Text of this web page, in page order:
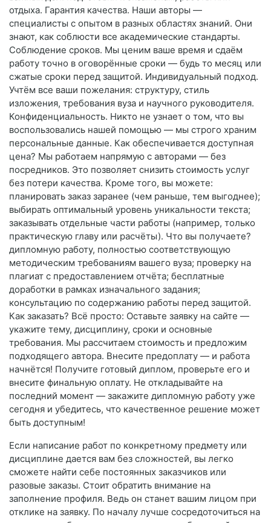
отдыха. Гарантия качества. Наши авторы —
специалисты с опытом в разных областях знаний. Они
знают, как соблюсти все академические стандарты.
Соблюдение сроков. Мы ценим ваше время и сдаём
работу точно в оговорённые сроки — будь то месяц или
сжатые сроки перед защитой. Индивидуальный подход.
Учтём все ваши пожелания: структуру, стиль
изложения, требования вуза и научного руководителя.
Конфиденциальность. Никто не узнает о том, что вы
воспользовались нашей помощью — мы строго храним
персональные данные. Как обеспечивается доступная
цена? Мы работаем напрямую с авторами — без
посредников. Это позволяет снизить стоимость услуг
без потери качества. Кроме того, вы можете:
планировать заказ заранее (чем раньше, тем выгоднее);
выбирать оптимальный уровень уникальности текста;
заказывать отдельные части работы (например, только
практическую главу или расчёты). Что вы получаете?
дипломную работу, полностью соответствующую
методическим требованиям вашего вуза; проверку на
плагиат с предоставлением отчёта; бесплатные
доработки в рамках изначального задания;
консультацию по содержанию работы перед защитой.
Как заказать? Всё просто: Оставьте заявку на сайте —
укажите тему, дисциплину, сроки и основные
требования. Мы рассчитаем стоимость и предложим
подходящего автора. Внесите предоплату — и работа
начнётся! Получите готовый диплом, проверьте его и
внесите финальную оплату. Не откладывайте на
последний момент — закажите дипломную работу уже
сегодня и убедитесь, что качественное решение может
быть доступным!
Если написание работ по конкретному предмету или
дисциплине дается вам без сложностей, вы легко
сможете найти себе постоянных заказчиков или
разовые заказы. Стоит обратить внимание на
заполнение профиля. Ведь он станет вашим лицом при
отклике на заявку. По началу лучше сосредоточиться на